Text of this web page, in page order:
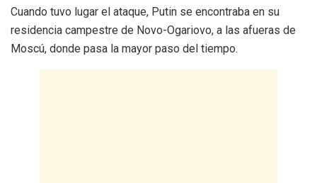
Cuando tuvo lugar el ataque, Putin se encontraba en su
residencia campestre de Novo-Ogariovo, a las afueras de
Moscú, donde pasa la mayor paso del tiempo.